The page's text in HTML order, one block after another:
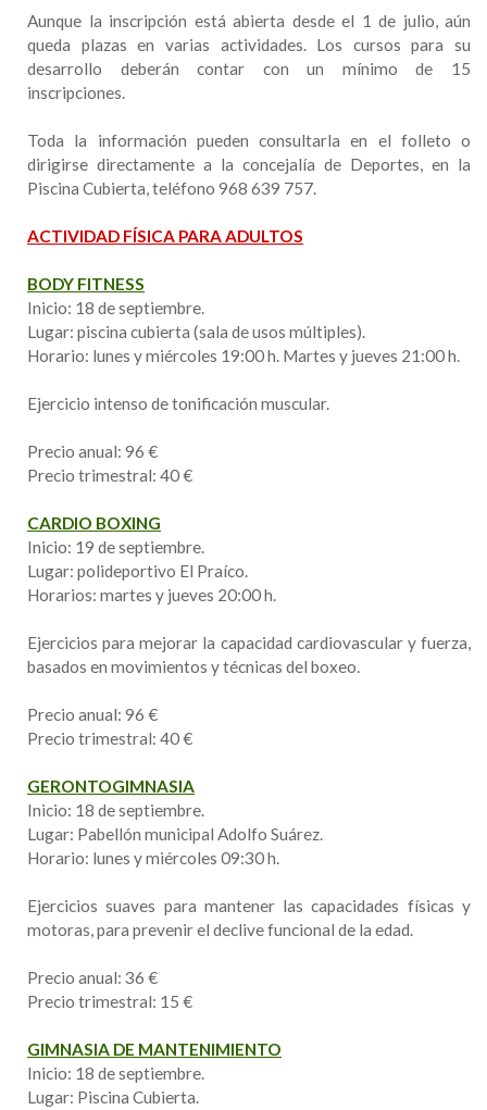
Aunque la inscripción está abierta desde el 1 de julio, aún
queda plazas en varias actividades. Los cursos para su
desarrollo deberán contar con un mínimo de 15
inscripciones.
Toda la información pueden consultarla en el folleto o
dirigirse directamente a la concejalía de Deportes, en la
Piscina Cubierta, teléfono 968 639 757.
ACTIVIDAD FÍSICA PARA ADULTOS
BODY FITNESS
Inicio: 18 de septiembre.
Lugar: piscina cubierta (sala de usos múltiples).
Horario: lunes y miércoles 19:00 h. Martes y jueves 21:00 h.
Ejercicio intenso de tonificación muscular.
Precio anual: 96 €
Precio trimestral: 40 €
CARDIO BOXING
Inicio: 19 de septiembre.
Lugar: polideportivo El Praíco.
Horarios: martes y jueves 20:00 h.
Ejercicios para mejorar la capacidad cardiovascular y fuerza,
basados en movimientos y técnicas del boxeo.
Precio anual: 96 €
Precio trimestral: 40 €
GERONTOGIMNASIA
Inicio: 18 de septiembre.
Lugar: Pabellón municipal Adolfo Suárez.
Horario: lunes y miércoles 09:30 h.
Ejercicios suaves para mantener las capacidades físicas y
motoras, para prevenir el declive funcional de la edad.
Precio anual: 36 €
Precio trimestral: 15 €
GIMNASIA DE MANTENIMIENTO
Inicio: 18 de septiembre.
Lugar: Piscina Cubierta.